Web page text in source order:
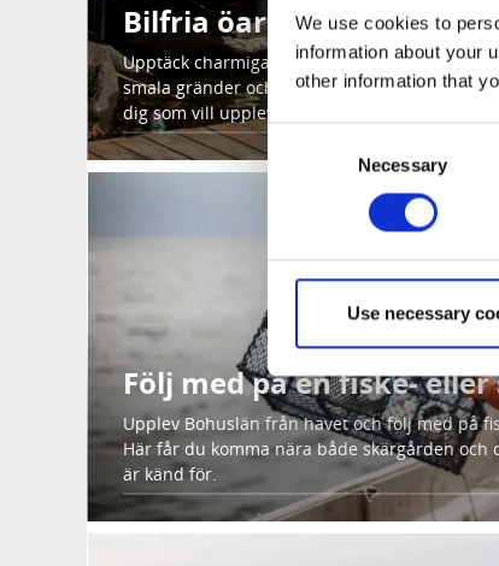
We use cookies to
information about your
other information that
Consent
Selection
Necessary
Use necessary
Bilfria öar du inte får
Upptäck charmiga bilfria öar som Käringön
smala gränder och skärgårdsliv väntar precis
dig som vill uppleva Bohusläns unika öliv.
Följ med på en fiske-
Upplev Bohuslän från havet och följ med på
Här får du komma nära både skärgården och
är känd för.